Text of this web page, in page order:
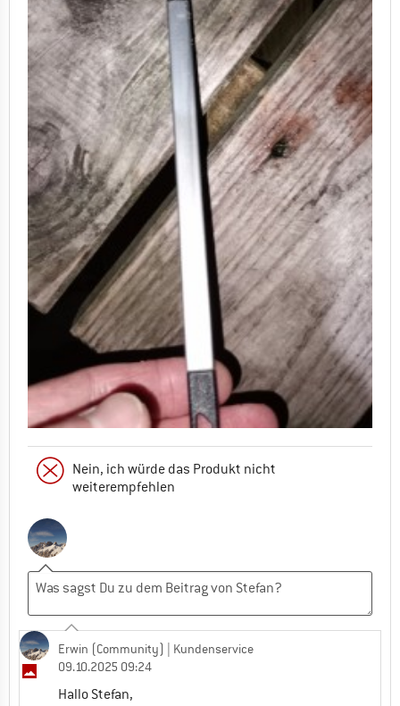
Nein, ich würde das Produkt nicht
weiterempfehlen
Erwin (Community)
| Kundenservice
09.10.2025 09:24
Hallo Stefan,